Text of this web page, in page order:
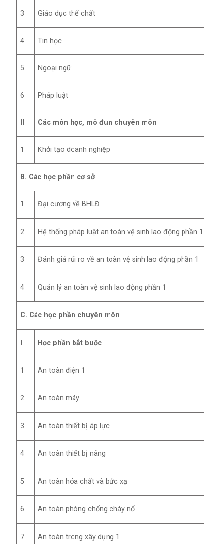
3 Giáo dục thể chất
4 Tin học
5 Ngoại ngữ
6 Pháp luật
Các môn học, mô đun chuyên môn
1 Khởi tạo doanh nghiệp
B. Các học phần cơ sở
1 Đại cương về BHLĐ
2 Hệ thống pháp luật an toàn vệ sinh lao động phần 1
3 Đánh giá rủi ro về an toàn vệ sinh lao động phần 1
4 Quản lý an toàn vệ sinh lao động phần 1
C. Các học phần chuyên môn
Học phần bắt buộc
1 An toàn điện 1
2 An toàn máy
3 An toàn thiết bị áp lực
4 An toàn thiết bị nâng
5 An toàn hóa chất và bức xạ
6 An toàn phòng chống cháy nổ
7 An toàn trong xây dựng 1